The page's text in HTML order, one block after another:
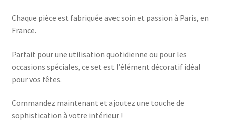
Chaque pièce est fabriquée avec soin et passion à Paris, en
France.
Parfait pour une utilisation quotidienne ou pour les
occasions spéciales, ce set est l’élément décoratif idéal
pour vos fêtes.
Commandez maintenant et ajoutez une touche de
sophistication à votre intérieur !